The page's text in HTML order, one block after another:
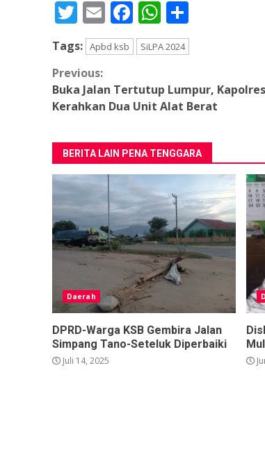
Twitter
EmailFacebook
WhatsApp
Tags: Apbd ksb SiLPA 2024
Continue
Reading
Previous:
Buka Jalan Tertutup Lumpur, Kapolres
Kerahkan Dua Unit Alat Berat
BERITA LAIN PENA TENGGARA
Daerah
DPRD-Warga KSB Gembira Jalan
Simpang Tano-Seteluk Diperbaiki
Juli 14, 2025